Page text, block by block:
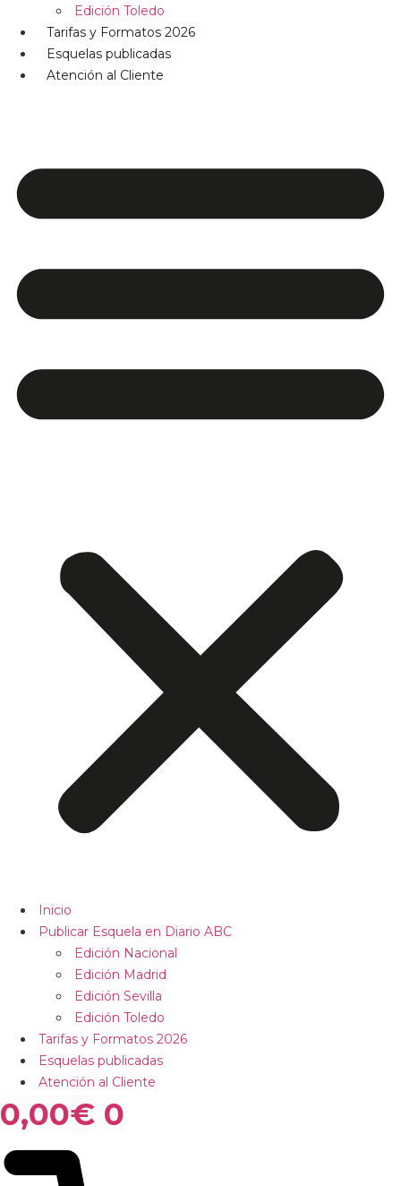
Edición Toledo
Tarifas y Formatos 2026
Esquelas publicadas
Atención al Cliente
Inicio
Publicar Esquela en Diario ABC
Edición Nacional
Edición Madrid
Edición Sevilla
Edición Toledo
Tarifas y Formatos 2026
Esquelas publicadas
Atención al Cliente
0,00€ 0